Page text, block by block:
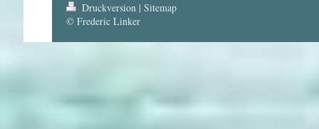
Druckversion | Sitemap
© Frederic Linker